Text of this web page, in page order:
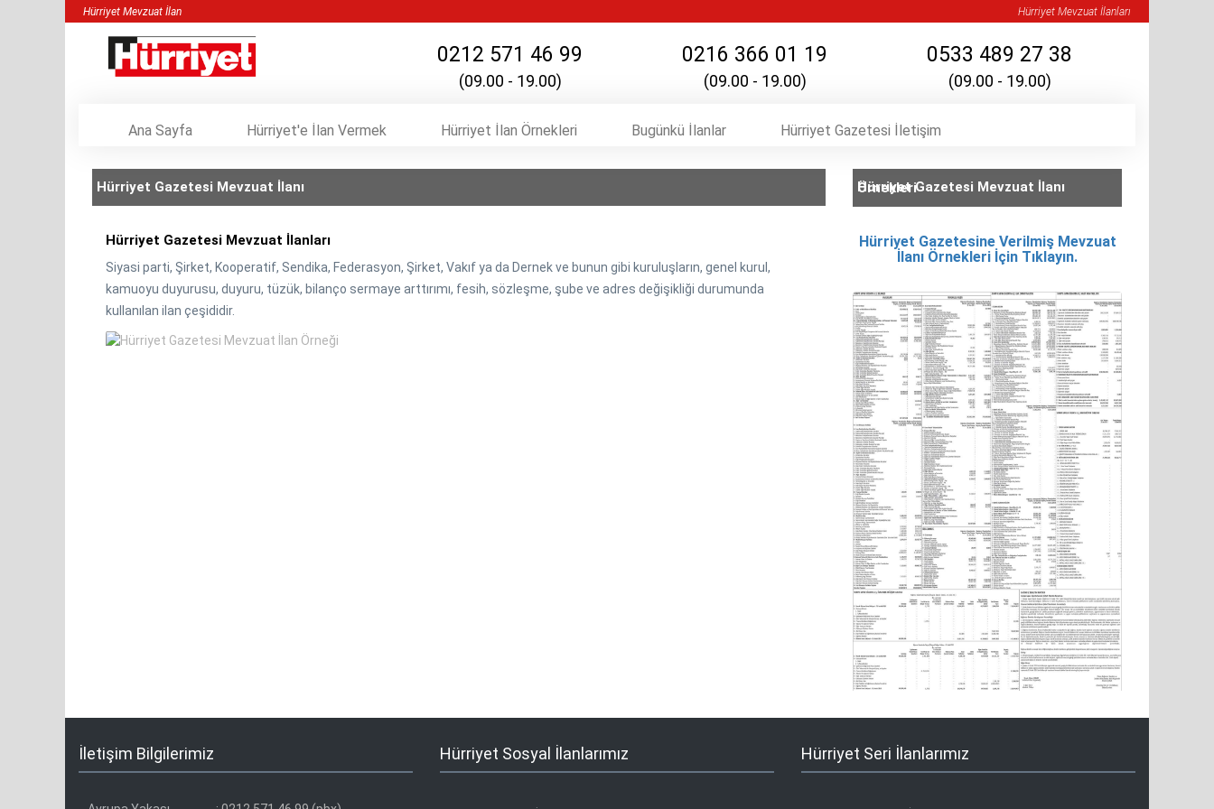
Hürriyet Mevzuat İlan Hürriyet Mevzuat İlanları
0212 571 46 99
(09.00 - 19.00)
0216 366 01 19
(09.00 - 19.00)
0533 489 27 38
(09.00 - 19.00)
Ana Sayfa Hürriyet'e İlan Vermek Hürriyet İlan Örnekleri Bugünkü İlanlar Hürriyet Gazetesi İletişim
Hürriyet Gazetesi Mevzuat İlanı
Hürriyet Gazetesi Mevzuat İlanları
Siyasi parti, Şirket, Kooperatif, Sendika, Federasyon, Şirket, Vakıf ya da Dernek ve bunun gibi kuruluşların, genel kurul,
kamuoyu duyurusu, duyuru, tüzük, bilanço sermaye arttırımı, fesih, sözleşme, şube ve adres değişikliği durumunda
kullanılan ilan çeşididir.
Hürriyet Gazetesi Mevzuat İlanı Örnekleri
Hürriyet Gazetesine Verilmiş Mevzuat
İlanı Örnekleri İçin Tıklayın.
İletişim Bilgilerimiz Hürriyet Sosyal İlanlarımız Hürriyet Seri İlanlarımız